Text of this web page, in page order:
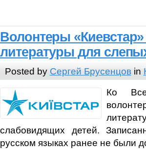
Волонтеры
литературы для
Posted by Сергей Брусенцовin
Ко
слабовидящих детей.
русском языках ранее не были